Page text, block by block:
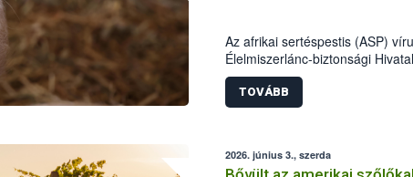
Az afrikai sertéspestis (ASP)
Élelmiszerlánc-biztonsági
Szatmár-Bereg vármegyei
főállatorvos azonnali hatósági
további terjedésének
szigorú betartására kéri.
TOVÁBB
2026. június 3., szerda